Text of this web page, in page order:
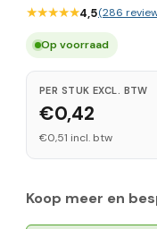
★★★★★4,5(286
Op voorraad
PER STUK EXCL. BTW
€0,42
€0,51 incl. btw
Koop meer en